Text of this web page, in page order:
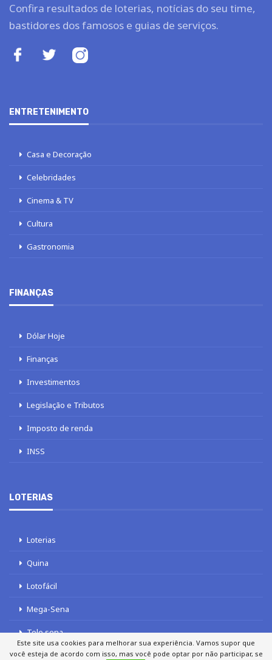
Confira resultados de loterias, notícias do seu time,
bastidores dos famosos e guias de serviços.
ENTRETENIMENTO
Casa e Decoração
Celebridades
Cinema & TV
Cultura
Gastronomia
FINANÇAS
Dólar Hoje
Finanças
Investimentos
Legislação e Tributos
Imposto de renda
INSS
LOTERIAS
Loterias
Quina
Lotofácil
Mega-Sena
Tele sena
Este site usa cookies para melhorar sua experiência. Vamos supor que
você esteja de acordo com isso, mas você pode optar por não participar, se